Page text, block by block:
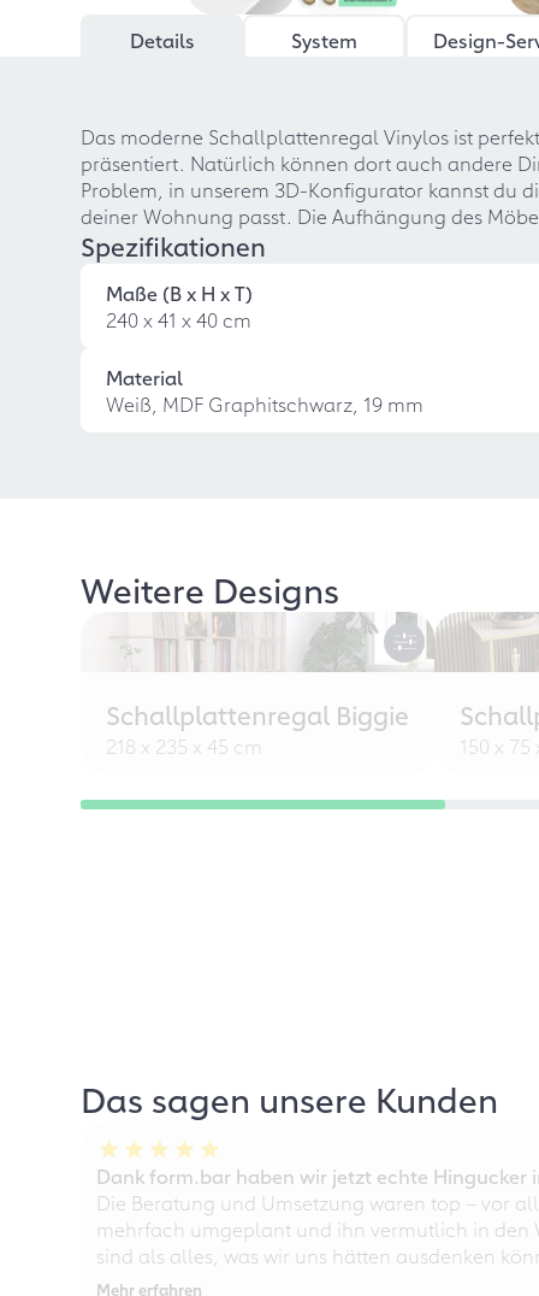
Details System Design-
Das moderne Schallplattenregal Vinylos ist
präsentiert. Natürlich können dort auch andere
Problem, in unserem 3D-Konfigurator kannst du
deiner Wohnung passt. Die Aufhängung des
Spezifikationen
Maße (B x H x T)
240 x 41 x 40 cm
Material
Weiß, MDF Graphitschwarz, 19 mm
Weitere Designs
Schallplattenregal Biggie
218 x 235 x 45 cm 150 x
Das sagen unsere Kunden
Dank form.bar haben wir jetzt echte Hingucker
Die Beratung und Umsetzung waren top – vor
mehrfach umgeplant und ihn vermutlich in
sind als alles, was wir uns hätten ausdenken
Mehr erfahren